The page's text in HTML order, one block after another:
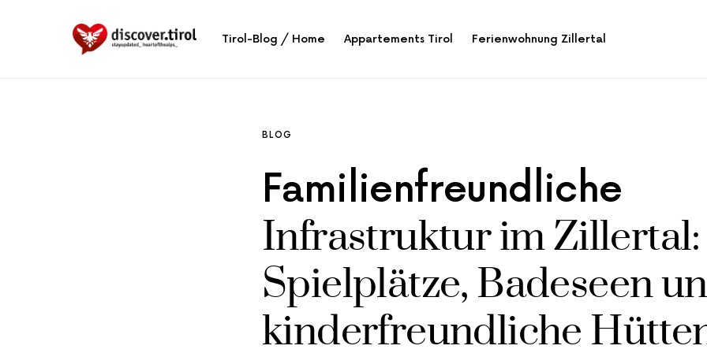
Tirol-Blog / Home Appartements Tirol Ferienwohnung Zillertal
BLOG
Familienfreundliche
Infrastruktur im Zillertal:
Spielplätze, Badeseen
kinderfreundliche